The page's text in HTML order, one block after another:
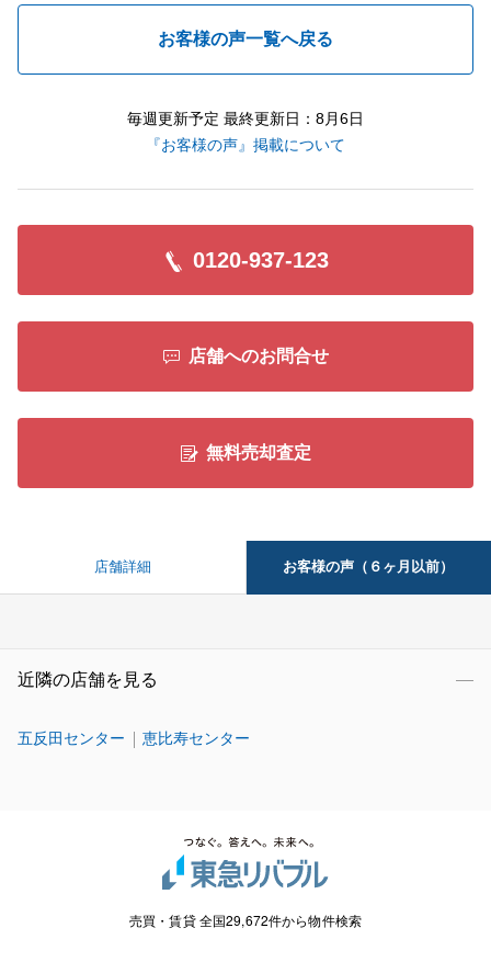
お客様の声一覧へ戻る
毎週更新予定 最終更新日：8月6日
『お客様の声』掲載について
0120-937-123
店舗へのお問合せ
無料売却査定
店舗詳細 お客様の声（６ヶ月以前）
近隣の店舗を見る
五反田センター 恵比寿センター
売買・賃貸 全国29,672件から物件検索